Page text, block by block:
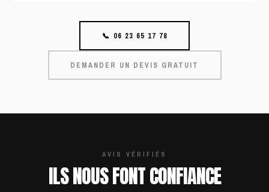
📞 06 23 65 17 78
DEMANDER UN DEVIS GRATUIT
AVIS VÉRIFIÉS
ILS NOUS FONT CONFIANCE